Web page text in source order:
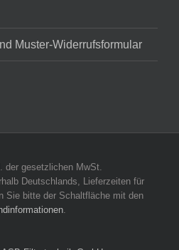
Muster-Widerrufsformular
der gesetzlichen MwSt.
Deutschlands, Lieferzeiten für
Sie bitte der Schaltfläche mit den
.